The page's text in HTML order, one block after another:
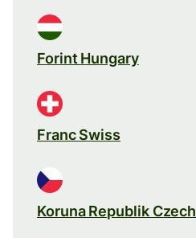
Forint Hungary
Franc Swiss
Koruna Republik Czech